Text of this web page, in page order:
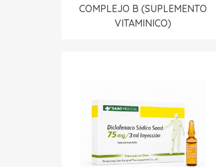
COMPLEJO B (SUPLEMENTO
VITAMINICO)